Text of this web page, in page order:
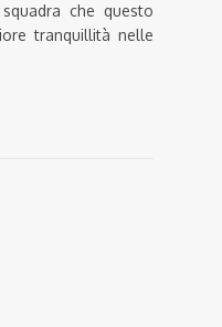
che questo
tranquillità nelle